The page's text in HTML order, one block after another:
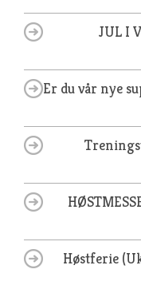
JUL I
Er du vår nye
Høstferie